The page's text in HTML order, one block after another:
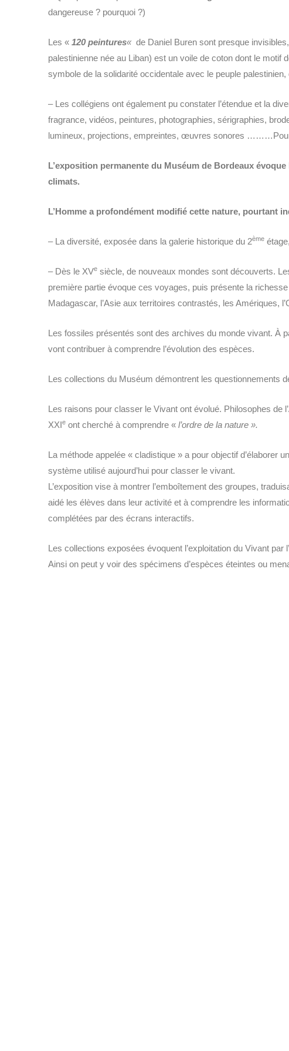
dangereuse ? pourquoi ?)
Les « 120 peintures« de Daniel Buren sont presque
palestinienne née au Liban) est un voile de coton dont le
symbole de la solidarité occidentale avec le peuple
– Les collégiens ont également pu constater l’étendue et la
fragrance, vidéos, peintures, photographies, sérigraphies,
lumineux, projections, empreintes, œuvres sonores
L’exposition permanente du Muséum de Bordeaux
climats.
L’Homme a profondément modifié cette nature, pourtant
– La diversité, exposée dans la galerie historique du 2ème
– Dès le XVe siècle, de nouveaux mondes sont découverts.
première partie évoque ces voyages, puis présente la
Madagascar, l’Asie aux territoires contrastés, les Amériques,
Les fossiles présentés sont des archives du monde vivant. À
vont contribuer à comprendre l’évolution des
Les collections du Muséum démontrent les questionnements
Les raisons pour classer le Vivant ont évolué. Philosophes de
XXIe ont cherché à comprendre « l’ordre de la nature ».
La méthode appelée « cladistique » a pour objectif d’élaborer
système utilisé aujourd’hui pour classer le vivant.
L’exposition vise à montrer l’emboîtement des groupes,
aidé les élèves dans leur activité et à comprendre les
complétées par des écrans interactifs.
Les collections exposées évoquent l’exploitation du Vivant
Ainsi on peut y voir des spécimens d’espèces éteintes ou